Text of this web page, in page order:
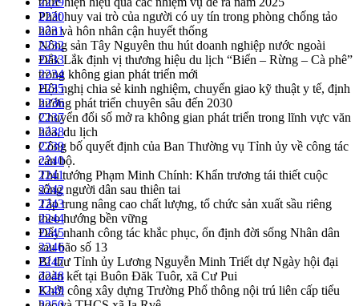
Phát huy vai trò của người có uy tín trong phòng chống tảo
hôn và hôn nhân cận huyết thống
Nông sản Tây Nguyên thu hút doanh nghiệp nước ngoài
Đắk Lắk định vị thương hiệu du lịch “Biển – Rừng – Cà phê”
trong không gian phát triển mới
Hội nghị chia sẻ kinh nghiệm, chuyển giao kỹ thuật y tế, định
hướng phát triển chuyên sâu đến 2030
Chuyển đổi số mở ra không gian phát triển trong lĩnh vực văn
hóa, du lịch
Công bố quyết định của Ban Thường vụ Tỉnh ủy về công tác
cán bộ.
Thủ tướng Phạm Minh Chính: Khẩn trương tái thiết cuộc
sống người dân sau thiên tai
Tập trung nâng cao chất lượng, tổ chức sản xuất sầu riêng
theo hướng bền vững
Đẩy nhanh công tác khắc phục, ổn định đời sống Nhân dân
sau bão số 13
Bí thư Tỉnh ủy Lương Nguyễn Minh Triết dự Ngày hội đại
đoàn kết tại Buôn Đăk Tuôr, xã Cư Pui
Khởi công xây dựng Trường Phổ thông nội trú liên cấp tiểu
2230
2231
2232
2233
2234
2235
2236
2237
2238
2239
2240
2241
2242
2243
2244
2245
2246
2247
2248
2249